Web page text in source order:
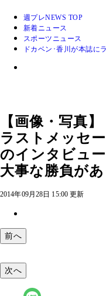
週プレNEWS TOP
新着ニュース
スポーツニュース
ドカベン･香川が本誌
【画像・写真
ラストメッセ
のインタビュ
大事な勝負があ
2014年09月28日 15:00 更新
前へ
次へ